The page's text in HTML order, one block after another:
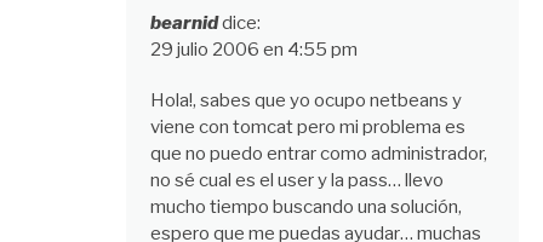
bearniddice:
29 julio 2006 en 4:55 pm
Hola!, sabes que yo ocupo netbeans y
viene con tomcat pero mi problema es
que no puedo entrar como administrador,
no sé cual es el user y la pass… llevo
mucho tiempo buscando una solución,
espero que me puedas ayudar… muchas